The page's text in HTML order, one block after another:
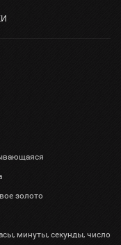
золото
минуты, секунды, число